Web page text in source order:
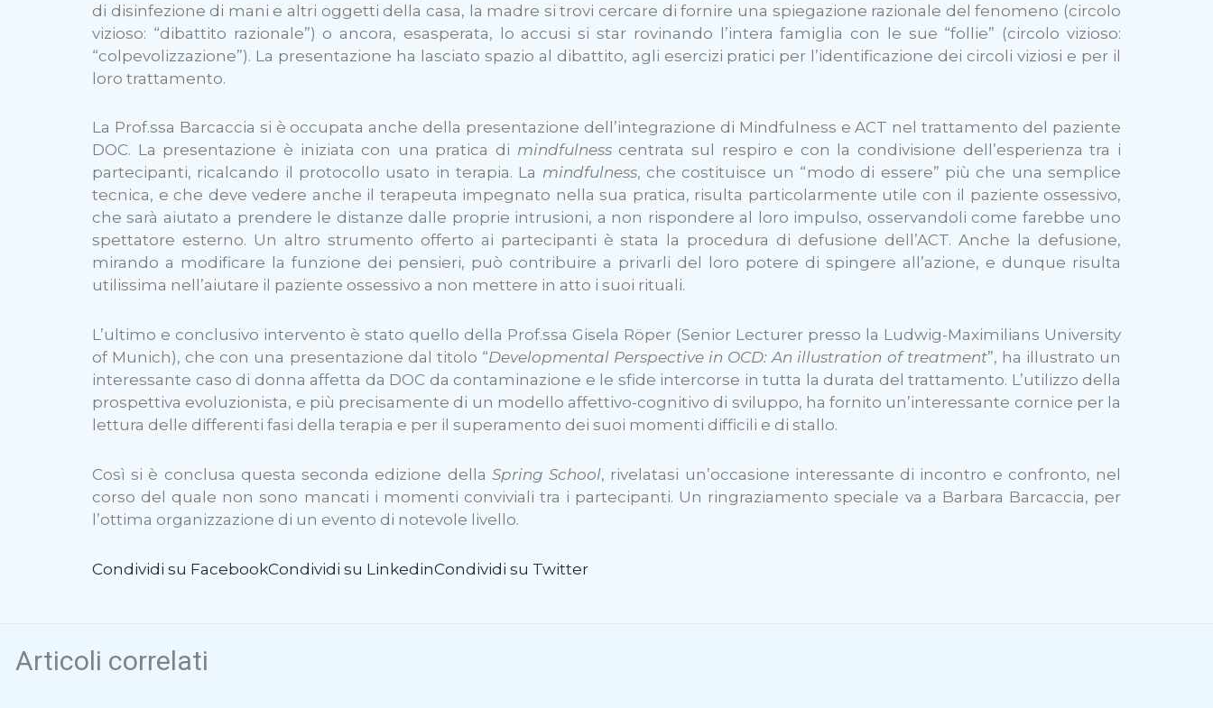
di disinfezione di mani e altri oggetti della casa, la madre si trovi cercare di fornire una spiegazione razionale del fenomeno (circolo
vizioso: “dibattito razionale”) o ancora, esasperata, lo accusi si star rovinando l’intera famiglia con le sue “follie” (circolo vizioso:
“colpevolizzazione”). La presentazione ha lasciato spazio al dibattito, agli esercizi pratici per l’identificazione dei circoli viziosi e per il
loro trattamento.
La Prof.ssa Barcaccia si è occupata anche della presentazione dell’integrazione di Mindfulness e ACT nel trattamento del paziente
DOC. La presentazione è iniziata con una pratica di mindfulnesscentrata sul respiro e con la condivisione dell’esperienza tra i
partecipanti, ricalcando il protocollo usato in terapia. La mindfulness, che costituisce un “modo di essere” più che una semplice
tecnica, e che deve vedere anche il terapeuta impegnato nella sua pratica, risulta particolarmente utile con il paziente ossessivo,
che sarà aiutato a prendere le distanze dalle proprie intrusioni, a non rispondere al loro impulso, osservandoli come farebbe uno
spettatore esterno. Un altro strumento offerto ai partecipanti è stata la procedura di defusione dell’ACT. Anche la defusione,
mirando a modificare la funzione dei pensieri, può contribuire a privarli del loro potere di spingere all’azione, e dunque risulta
utilissima nell’aiutare il paziente ossessivo a non mettere in atto i suoi rituali.
L’ultimo e conclusivo intervento è stato quello della Prof.ssa Gisela Röper (Senior Lecturer presso la Ludwig-Maximilians University
of Munich), che con una presentazione dal titolo “Developmental Perspective in OCD: An illustration of treatment”, ha illustrato un
interessante caso di donna affetta da DOC da contaminazione e le sfide intercorse in tutta la durata del trattamento. L’utilizzo della
prospettiva evoluzionista, e più precisamente di un modello affettivo-cognitivo di sviluppo, ha fornito un’interessante cornice per la
lettura delle differenti fasi della terapia e per il superamento dei suoi momenti difficili e di stallo.
Così si è conclusa questa seconda edizione della Spring School, rivelatasi un’occasione interessante di incontro e confronto, nel
corso del quale non sono mancati i momenti conviviali tra i partecipanti. Un ringraziamento speciale va a Barbara Barcaccia, per
l’ottima organizzazione di un evento di notevole livello.
Condividi su FacebookCondividi su LinkedinCondividi su Twitter
Articoli correlati